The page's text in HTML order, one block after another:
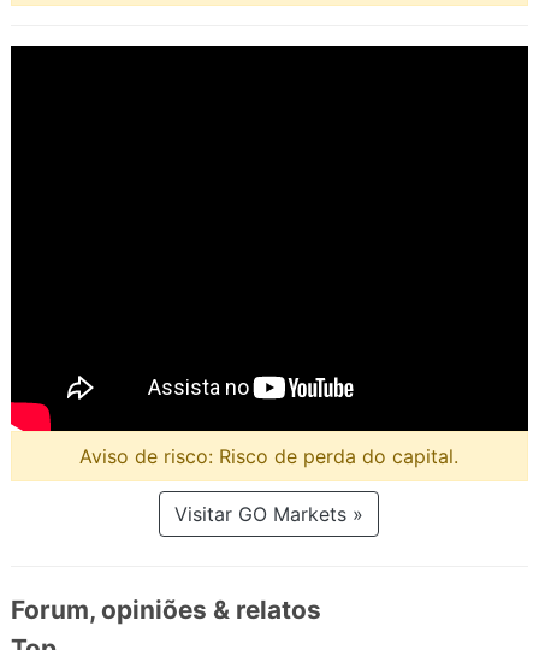
Aviso de risco: Risco de perda do capital.
Visitar GO Markets »
Forum, opiniões & relatos